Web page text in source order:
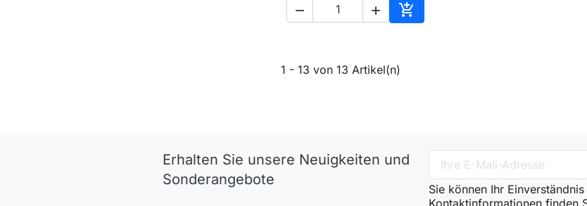
  
In den Warenkorb
1 - 13 von 13 Artikel(n)
Erhalten Sie unsere Neuigkeiten und
Sonderangebote
Sie können Ihr
Kontaktinformationen finden